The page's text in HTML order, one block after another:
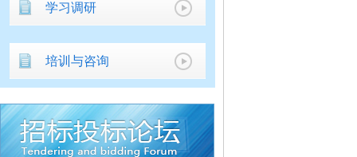
学习调研
培训与咨询